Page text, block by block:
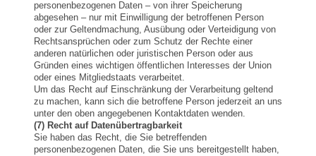
personenbezogenen Daten – von ihrer Speicherung
abgesehen – nur mit Einwilligung der betroffenen Person
oder zur Geltendmachung, Ausübung oder Verteidigung von
Rechtsansprüchen oder zum Schutz der Rechte einer
anderen natürlichen oder juristischen Person oder aus
Gründen eines wichtigen öffentlichen Interesses der Union
oder eines Mitgliedstaats verarbeitet.
Um das Recht auf Einschränkung der Verarbeitung geltend
zu machen, kann sich die betroffene Person jederzeit an uns
unter den oben angegebenen Kontaktdaten wenden.
(7) Recht auf Datenübertragbarkeit
Sie haben das Recht, die Sie betreffenden
personenbezogenen Daten, die Sie uns bereitgestellt haben,